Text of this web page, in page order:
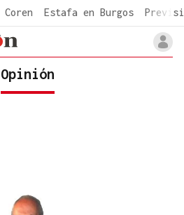
Estafa en Burgos
Opinión